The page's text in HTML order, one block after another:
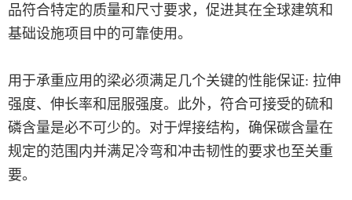
品符合特定的质量和尺寸要求，促进其在全球建筑和
基础设施项目中的可靠使用。
用于承重应用的梁必须满足几个关键的性能保证: 拉伸
强度、伸长率和屈服强度。此外，符合可接受的硫和
磷含量是必不可少的。对于焊接结构，确保碳含量在
规定的范围内并满足冷弯和冲击韧性的要求也至关重
要。